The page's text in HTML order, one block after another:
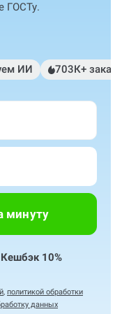
ГОСТу.
ИИ 703К+
минуту
Кешбэк 10%
, политикой обработки
данных